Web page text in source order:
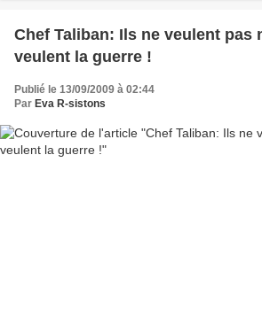
Chef Taliban: Ils ne veulent pas
veulent la guerre !
Publié le 13/09/2009 à 02:44
Par Eva R-sistons